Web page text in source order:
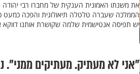
את משנתו האמונית הענקית של מחברו רבי
הממלכה שעברה טלטלה תיאולוגית והפכה כמעט
יש תפיסה אנטישמית שלמה שקושרת אותנו דווקא
"אני לא מעתיק. מעתיקים ממני".